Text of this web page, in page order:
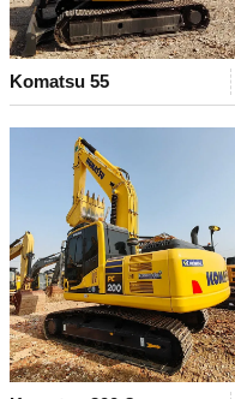
Komatsu 55